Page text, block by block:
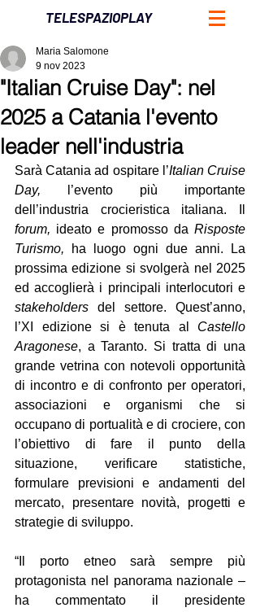
TELESPAZIOPLAY
"Italian Cruise Day": nel
2025 a Catania l'evento
leader nell'industria
Maria Salomone
9 nov 2023
Sarà Catania ad ospitare l’Italian Cruise
Day,
l’evento più importante
forum, ideato e promosso da Risposte
Turismo,
ha luogo ogni due anni. La
prossima edizione si svolgerà nel 2025
stakeholders del settore. Quest’anno,
l’XI edizione si è tenuta al Castello
Aragonese, a Taranto. Si tratta di una
grande vetrina con notevoli opportunità
di incontro e di confronto per operatori,
associazioni e organismi che si
occupano di portualità e di crociere, con
l’obiettivo di fare il punto della
situazione, verificare statistiche,
formulare previsioni e andamenti del
mercato, presentare novità, progetti e
strategie di sviluppo.
“Il porto etneo sarà sempre più
protagonista nel panorama nazionale –
ha commentato il presidente